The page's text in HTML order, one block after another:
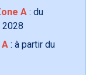
A : du
2028
: à partir du